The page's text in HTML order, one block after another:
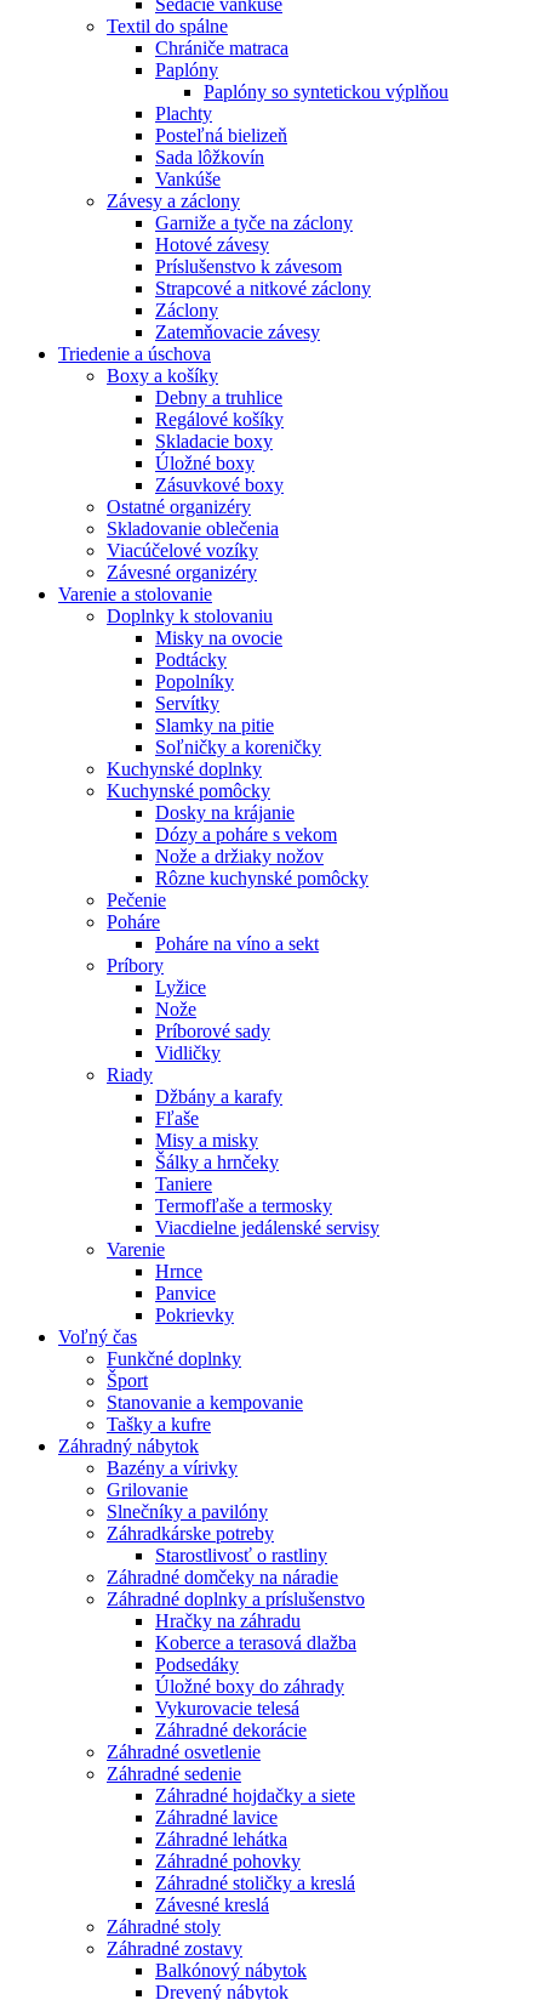
Textil do spálne
Chrániče matraca
Paplóny
Paplóny so syntetickou výplňou
Plachty
Posteľná bielizeň
Sada lôžkovín
Vankúše
Závesy a záclony
Garniže a tyče na záclony
Hotové závesy
Príslušenstvo k závesom
Strapcové a nitkové záclony
Záclony
Zatemňovacie závesy
Triedenie a úschova
Boxy a košíky
Debny a truhlice
Regálové košíky
Skladacie boxy
Úložné boxy
Zásuvkové boxy
Ostatné organizéry
Skladovanie oblečenia
Viacúčelové vozíky
Závesné organizéry
Varenie a stolovanie
Doplnky k stolovaniu
Misky na ovocie
Podtácky
Popolníky
Servítky
Slamky na pitie
Soľničky a koreničky
Kuchynské doplnky
Kuchynské pomôcky
Dosky na krájanie
Dózy a poháre s vekom
Nože a držiaky nožov
Rôzne kuchynské pomôcky
Pečenie
Poháre
Poháre na víno a sekt
Príbory
Lyžice
Nože
Príborové sady
Vidličky
Riady
Džbány a karafy
Fľaše
Misy a misky
Šálky a hrnčeky
Taniere
Termofľaše a termosky
Viacdielne jedálenské servisy
Varenie
Hrnce
Panvice
Pokrievky
Voľný čas
Funkčné doplnky
Šport
Stanovanie a kempovanie
Tašky a kufre
Záhradný nábytok
Bazény a vírivky
Grilovanie
Slnečníky a pavilóny
Záhradkárske potreby
Starostlivosť o rastliny
Záhradné domčeky na náradie
Záhradné doplnky a príslušenstvo
Hračky na záhradu
Koberce a terasová dlažba
Podsedáky
Úložné boxy do záhrady
Vykurovacie telesá
Záhradné dekorácie
Záhradné osvetlenie
Záhradné sedenie
Záhradné hojdačky a siete
Záhradné lavice
Záhradné lehátka
Záhradné pohovky
Záhradné stoličky a kreslá
Závesné kreslá
Záhradné stoly
Záhradné zostavy
Balkónový nábytok
Drevený nábytok